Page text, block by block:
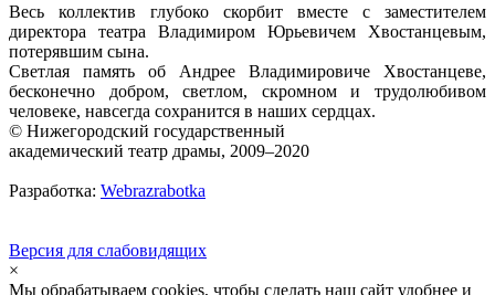
Весь коллектив глубоко скорбит вместе с заместителем
директора театра Владимиром Юрьевичем Хвостанцевым,
потерявшим сына.
Светлая память об Андрее Владимировиче Хвостанцеве,
бесконечно добром, светлом, скромном и трудолюбивом
человеке, навсегда сохранится в наших сердцах.
© Нижегородский государственный
академический театр драмы, 2009–2020
Разработка: Webrazrabotka
Версия для слабовидящих
×
Мы обрабатываем cookies, чтобы сделать наш сайт удобнее и